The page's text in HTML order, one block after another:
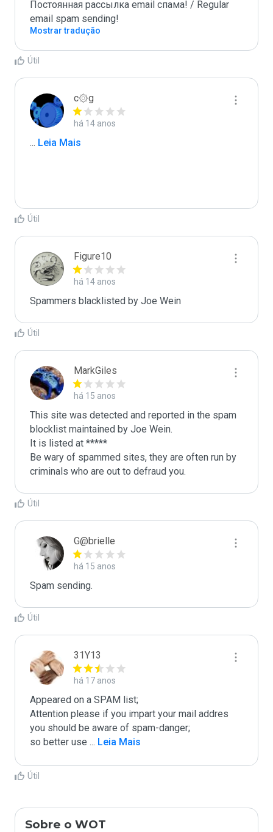
Постоянная рассылка email спама! / Regular
email spam sending!
Mostrar tradução
Útil
c۞g
há 14 anos
... Leia Mais
Útil
Figure10
há 14 anos
Spammers blacklisted by Joe Wein
Útil
MarkGiles
há 15 anos
This site was detected and reported in the spam
blocklist maintained by Joe Wein.
It is listed at *****
Be wary of spammed sites, they are often run by
criminals who are out to defraud you.
Útil
G@brielle
há 15 anos
Spam sending.
Útil
31Y13
há 17 anos
Appeared on a SPAM list;
Attention please if you impart your mail addres
you should be aware of spam-danger;
so better use ... Leia Mais
Útil
Sobre o WOT